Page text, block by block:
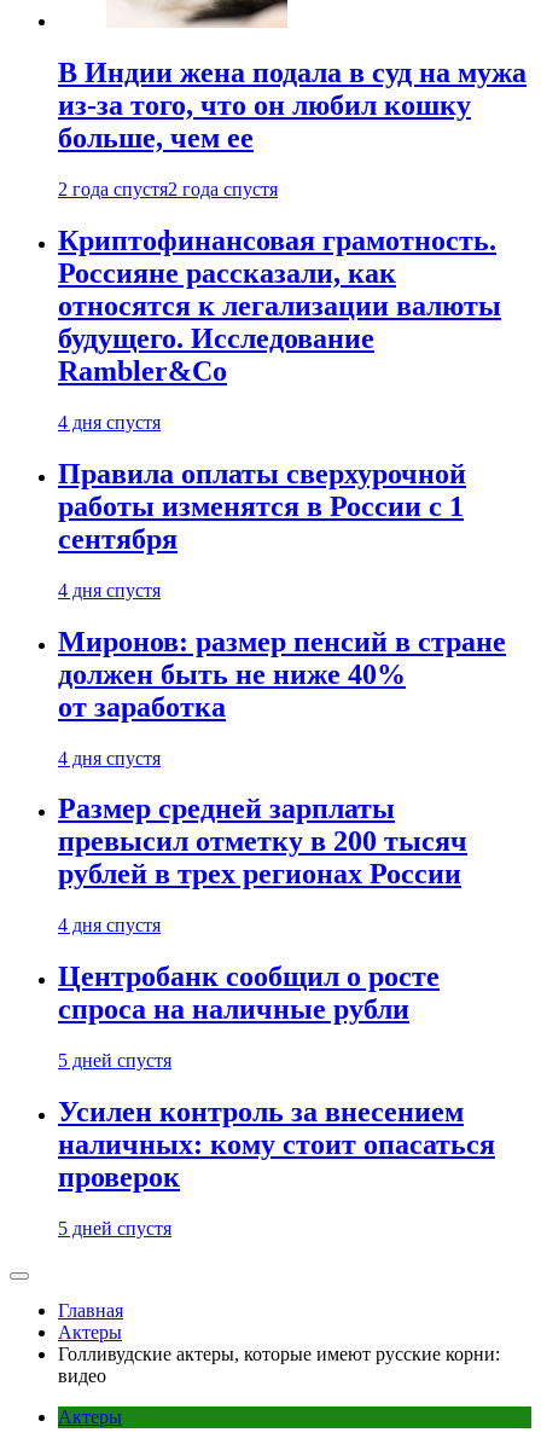
В Индии жена подала в суд на мужа
из-за того, что он любил кошку
больше, чем ее
2 года спустя2 года спустя
Криптофинансовая грамотность.
Россияне рассказали, как
относятся к легализации валюты
будущего. Исследование
Rambler&Co
4 дня спустя
Правила оплаты сверхурочной
работы изменятся в России с 1
сентября
4 дня спустя
Миронов: размер пенсий в стране
должен быть не ниже 40%
от заработка
4 дня спустя
Размер средней зарплаты
превысил отметку в 200 тысяч
рублей в трех регионах России
4 дня спустя
Центробанк сообщил о росте
спроса на наличные рубли
5 дней спустя
Усилен контроль за внесением
наличных: кому стоит опасаться
проверок
5 дней спустя
Главная
Актеры
Голливудские актеры, которые имеют русские корни:
видео
Актеры